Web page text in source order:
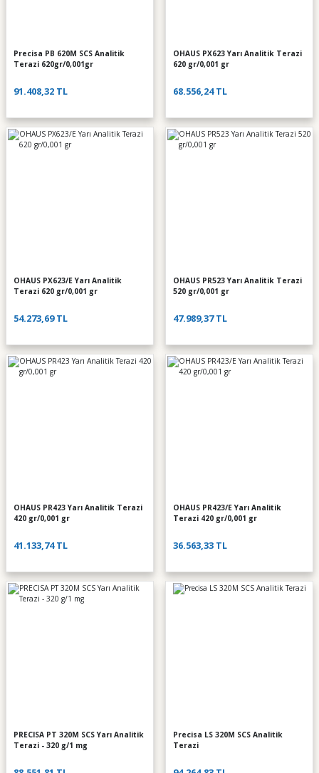
Precisa PB 620M SCS Analitik
Terazi 620gr/0,001gr
91.408,32 TL
OHAUS PX623 Yarı Analitik Terazi
620 gr/0,001 gr
68.556,24 TL
OHAUS PX623/E Yarı Analitik
Terazi 620 gr/0,001 gr
54.273,69 TL
OHAUS PR523 Yarı Analitik Terazi
520 gr/0,001 gr
47.989,37 TL
OHAUS PR423 Yarı Analitik Terazi
420 gr/0,001 gr
41.133,74 TL
OHAUS PR423/E Yarı Analitik
Terazi 420 gr/0,001 gr
36.563,33 TL
PRECISA PT 320M SCS Yarı Analitik
Terazi - 320 g/1 mg
Precisa LS 320M SCS Analitik
Terazi